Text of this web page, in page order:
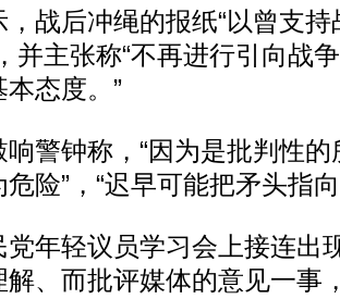
后冲绳的报纸“以曾支持
并主张称“不再进行引向战
态度。”
钟称，“因为是批判性的
险”，“迟早可能把矛头指
轻议员学习会上接连出
解、而批评媒体的意见一事